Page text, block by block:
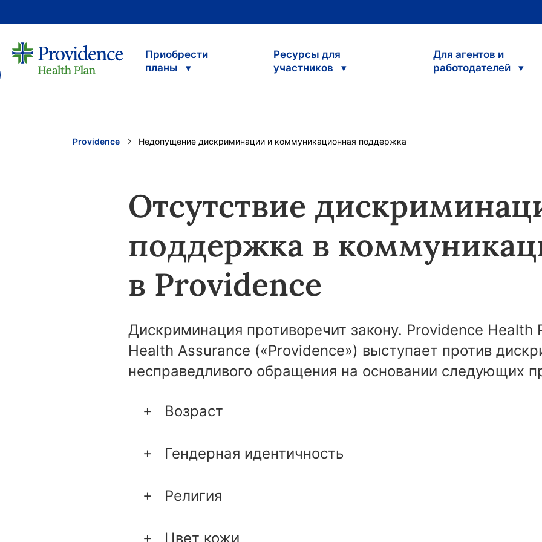
Приобрести
планы
Ресурсы для
участников
Для агентов и
работодателей
Providence Current:
Недопущение дискриминации и коммуникационная поддержка
Отсутствие
поддержка в
в Providence
Дискриминация противоречит закону. Providence Health
Health Assurance («Providence») выступает против
несправедливого обращения на основании следующих
Возраст
Гендерная идентичность
Религия
Цвет кожи